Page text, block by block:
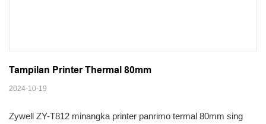
Tampilan Printer Thermal 80mm
2024-10-19
Zywell ZY-T812 minangka printer panrimo termal 80mm sing